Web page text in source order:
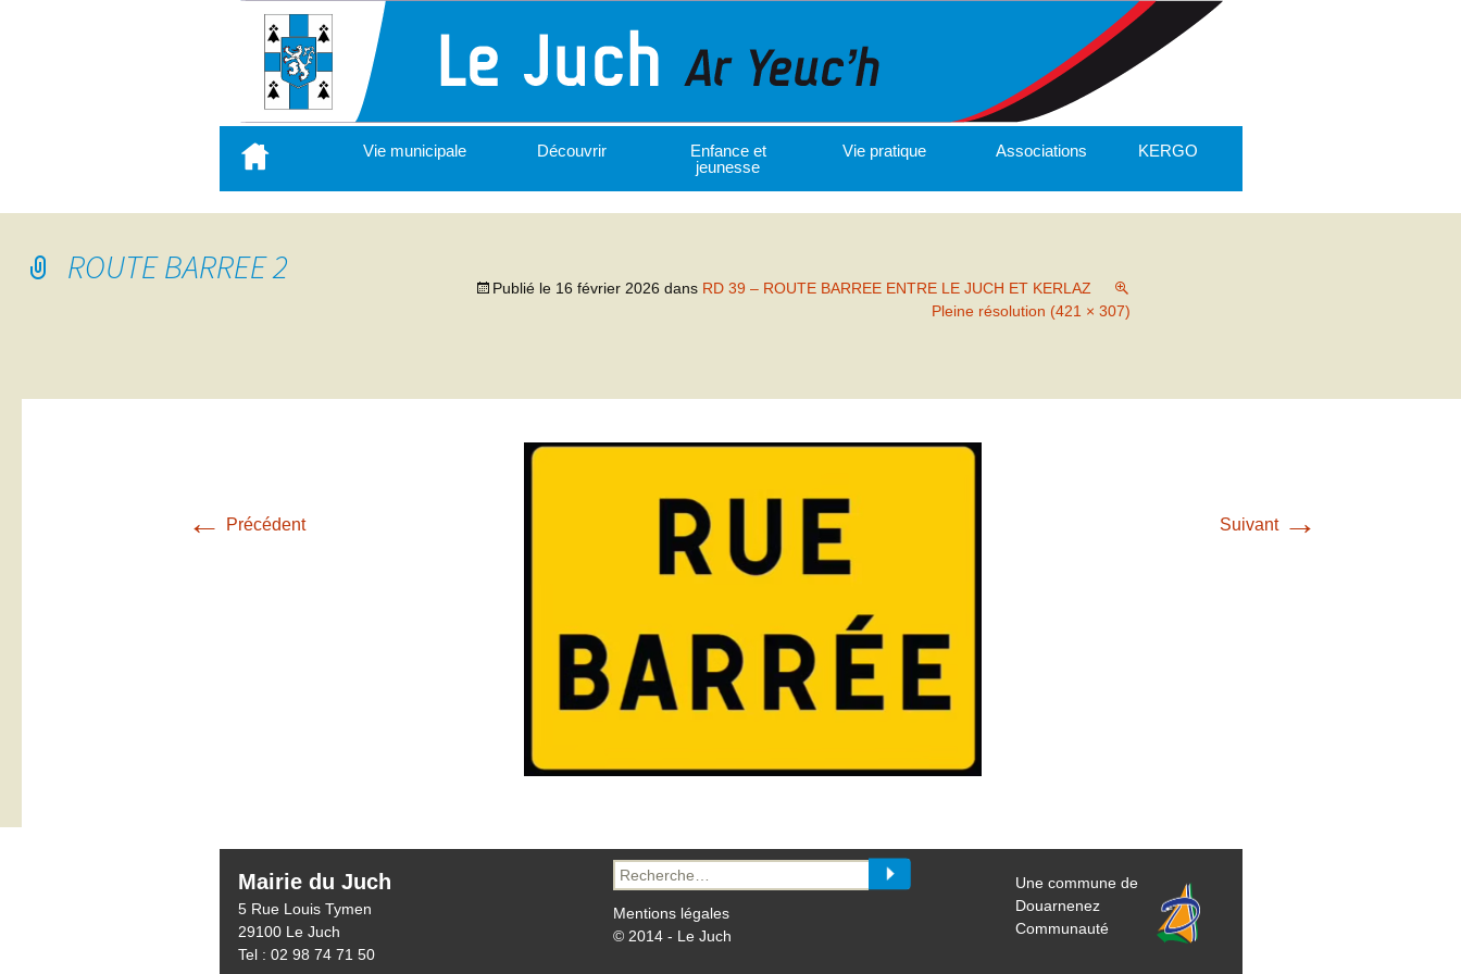
contenu
principal
Vie municipale Découvrir
Enfance et
jeunesse
Vie pratique Associations KERGO
ROUTE BARREE 2
Publié le 16 février 2026 dans RD 39 – ROUTE BARREE ENTRE LE JUCH ET KERLAZ
Pleine résolution (421 × 307)
← Précédent Suivant →
Mairie du Juch
5 Rue Louis Tymen
29100 Le Juch
Tel : 02 98 74 71 50
Recherche
pour :
Mentions légales
© 2014 - Le Juch
Une commune de
Douarnenez
Communauté